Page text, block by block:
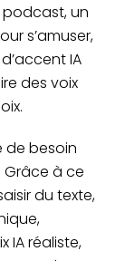
un
s’amuser,
IA
des voix
de besoin
. Grâce à ce
du texte,
IA réaliste,